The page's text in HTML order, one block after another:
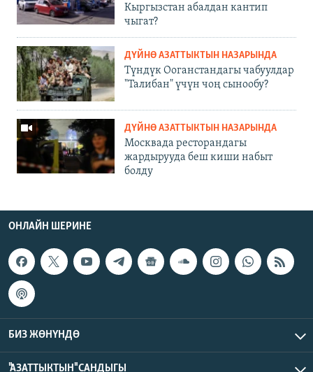
Кыргызстан абалдан кантип
чыгат?
ДҮЙНӨ АЗАТТЫКТЫН НАЗАРЫНДА
Түндүк Ооганстандагы чабуулдар
"Талибан" үчүн чоң сынообу?
ДҮЙНӨ АЗАТТЫКТЫН НАЗАРЫНДА
Москвада ресторандагы
жардырууда беш киши набыт
болду
ОНЛАЙН ШЕРИНЕ
БИЗ ЖӨНҮНДӨ
"АЗАТТЫКТЫН" САНДЫГЫ